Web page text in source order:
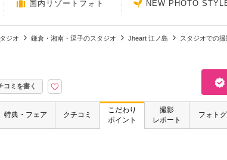
国内リゾートフォト NEW PHOTO
ジオ 鎌倉・湘南・逗子のスタジオ Jheart 江ノ島 スタジオでの撮
コミを書く
特典・フェア クチコミ
こだわり
ポイント
撮影
レポート
フォト